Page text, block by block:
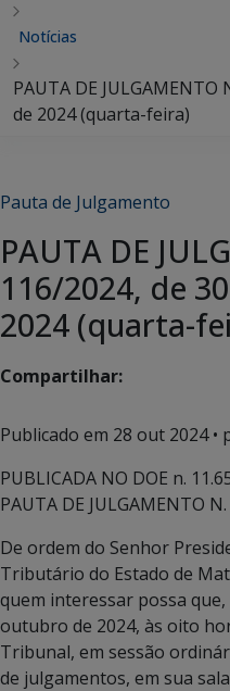
Notícias
PAUTA DE
de 2024 (quarta-feira)
Pauta de Julgamento
PAUTA DE
116/2024, de
2024 (quarta-
Compartilhar:
Publicado em 28 out 2024•
PUBLICADA NO DOE n.
PAUTA DE JULGAMENTO
De ordem do Senhor
Tributário do Estado de
quem interessar possa
outubro de 2024, às oito
Tribunal, em sessão
de julgamentos, em sua